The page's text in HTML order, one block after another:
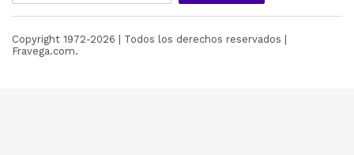
Copyright 1972-2026 | Todos los derechos reservados |
Fravega.com.